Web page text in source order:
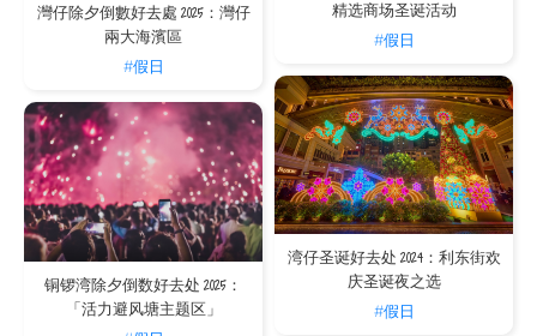
灣仔除夕倒數好去處 2025：灣仔
兩大海濱區
#假日
精选商场圣诞活动
#假日
湾仔圣诞好去处 2024：利东街欢
庆圣诞夜之选
#假日
铜锣湾除夕倒数好去处 2025：
「活力避风塘主题区」